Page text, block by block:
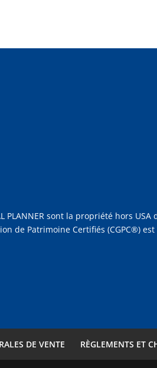
PLANNER sont la propriété hors
de Patrimoine Certifiés (CGPC®)
DE VENTE RÈGLEMENTS ET